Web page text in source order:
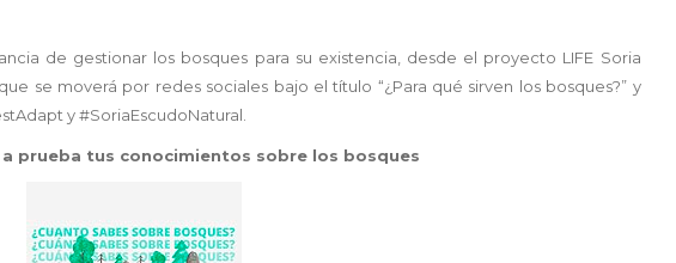
de gestionar los bosques para su existencia, desde el proyecto LIFE Soria
que se moverá por redes sociales bajo el título “¿Para qué sirven los bosques?” y
y #SoriaEscudoNatural.
prueba tus conocimientos sobre los bosques